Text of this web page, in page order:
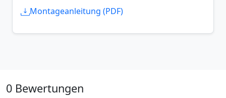
Montageanleitung (PDF)
0 Bewertungen